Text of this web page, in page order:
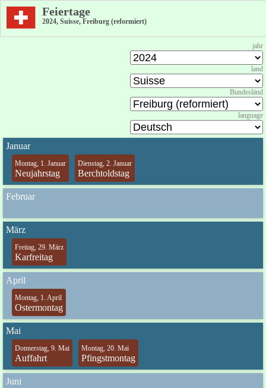
Feiertage
2024, Suisse, Freiburg (reformiert)
jahr
land
Bundesländ
language
Januar
Montag, 1. Januar
Neujahrstag
Dienstag, 2. Januar
Berchtoldstag
Februar
März
Freitag, 29. März
Karfreitag
April
Montag, 1. April
Ostermontag
Mai
Donnerstag, 9. Mai
Auffahrt
Montag, 20. Mai
Pfingstmontag
Juni